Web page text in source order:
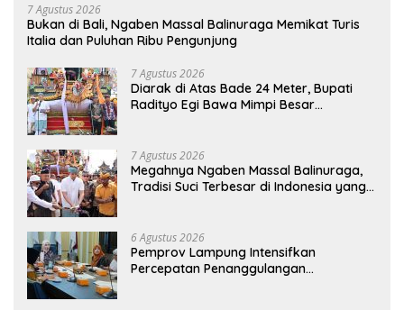
7 Agustus 2026
Bukan di Bali, Ngaben Massal Balinuraga Memikat Turis
Italia dan Puluhan Ribu Pengunjung
7 Agustus 2026
Diarak di Atas Bade 24 Meter, Bupati
Radityo Egi Bawa Mimpi Besar
7 Agustus 2026
Megahnya Ngaben Massal Balinuraga,
Tradisi Suci Terbesar di Indonesia yang
6 Agustus 2026
Pemprov Lampung Intensifkan
Percepatan Penanggulangan